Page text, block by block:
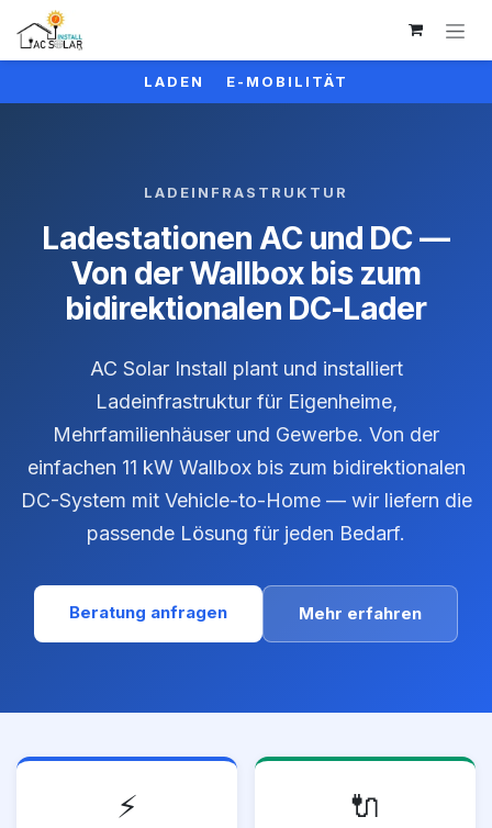
Zum Inhalt springen
LADEN E-MOBILITÄT
LADEINFRASTRUKTUR
Ladestationen AC und DC —
Von der Wallbox bis zum
bidirektionalen DC-Lader
AC Solar Install plant und installiert
Ladeinfrastruktur für Eigenheime,
Mehrfamilienhäuser und Gewerbe. Von der
einfachen 11 kW Wallbox bis zum bidirektionalen
DC-System mit Vehicle-to-Home — wir liefern die
passende Lösung für jeden Bedarf.
Beratung anfragen Mehr erfahren
⚡ 🔌